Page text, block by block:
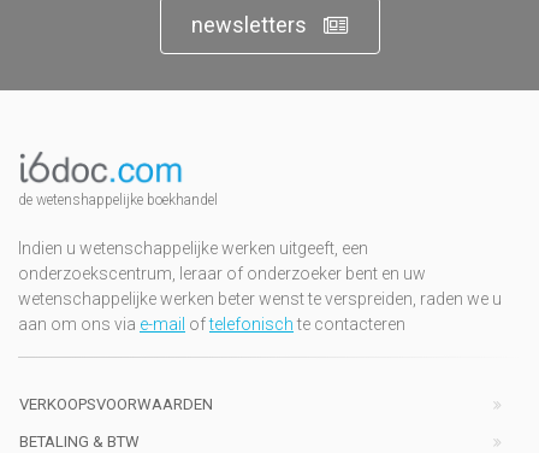
newsletters
de wetenshappelijke boekhandel
Indien u wetenschappelijke werken uitgeeft, een
onderzoekscentrum, leraar of onderzoeker bent en uw
wetenschappelijke werken beter wenst te verspreiden, raden we u
aan om ons via e-mail oftelefonischte contacteren
VERKOOPSVOORWAARDEN
BETALING & BTW